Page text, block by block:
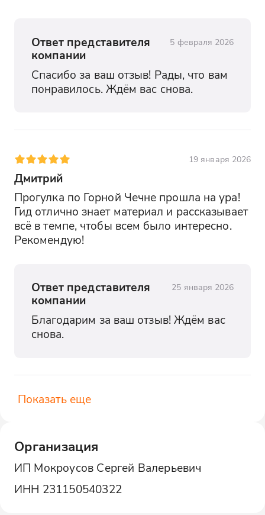
Ответ представителя
компании
5 февраля 2026
Спасибо за ваш отзыв! Рады, что вам
понравилось. Ждём вас снова.
19 января 2026
Дмитрий
Прогулка по Горной Чечне прошла на ура!
Гид отлично знает материал и рассказывает
всё в темпе, чтобы всем было интересно.
Рекомендую!
Ответ представителя
компании
25 января 2026
Благодарим за ваш отзыв! Ждём вас
снова.
Показать еще
Организация
ИП Мокроусов Сергей Валерьевич
ИНН 231150540322